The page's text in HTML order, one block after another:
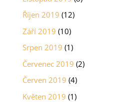
Říjen 2019 (12)
Září 2019 (10)
Srpen 2019 (1)
Červenec 2019 (2)
Červen 2019 (4)
Květen 2019 (1)